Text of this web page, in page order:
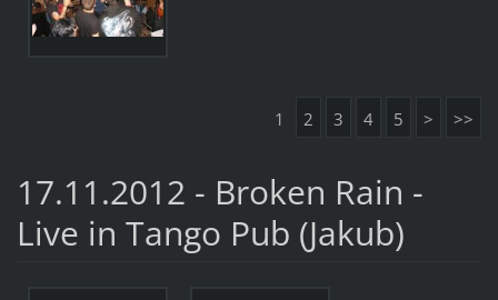
1 2 3 4 5 > >>
17.11.2012 - Broken Rain -
Live in Tango Pub (Jakub)